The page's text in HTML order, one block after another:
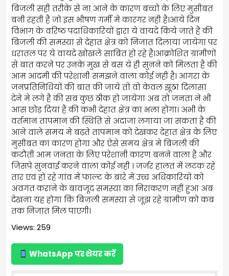
बिजली सही तरीके से ना आने के कारण बच्चों के लिए मुसीबत
बनी रहती है जो इस भीषण गर्मी मे कारगर नही है।आये दिन
विभाग के वरिष्ठ पदाधिकारियों द्वारा ये वायदे किये जाते है की
बिजली की समस्या से देहात क्षेत्र को निजात दिलाया जायेगा पर
धरातल पर ये वायदे खोखले साबित हो रहे है।आक्रोशित ग्रामीणों
से बात करने पर उनके मुख से बस ये ही सुनने को मिलता है की
आम आदमी की परेशानी समझने वाला कोई नहीं है। आगरा के
जनप्रतिनिधियों की बात की जाये तो वो केवल झूठा दिलासा
देने मे लगे है की सब कुछ ठीक हो जायेगा अब तो जनता ने भी
आस छोड़ दिया है की कभी देहात क्षेत्र का भला होगा। अभी के
वर्तमान तापमान की स्थिति से अंदाजा लगाया जा सकता है की
आने वाले समय मे बढ़ते तापमान को देखकर देहात क्षेत्र के लिए
मुसीबत का कारण होगा और ऐसे समय क्षेत्र मे बिजली की
कटौती आम जनता के लिए परेशानी कारण बनने वाला है और
जिसपे सुनवाई करने वाला कोई नही । जर्जर हालत में लटक रहे
तार एवं हो रहे गांव में फाल्ट के बारे में उच्च अधिकारियों को
अवगत कराने के बावजूद समस्या का निराकरण नहीं हुआ अब
देखना यह होगा कि बिजली समस्या से जूझ रहे ग्रामीण को कब
तक निजात मिल पाएगी।
Views: 259
WhatsApp पर शेयर करें